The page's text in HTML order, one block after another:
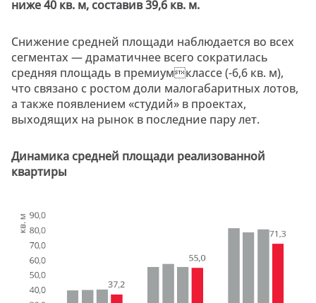
ниже 40 кв. м, составив 39,6 кв. м.
Снижение средней площади наблюдается во всех
сегментах — драматичнее всего сократилась
средняя площадь в премиумклассе (-6,6 кв. м),
что связано с ростом доли малогабаритных лотов,
а также появлением «студий» в проектах,
выходящих на рынок в последние пару лет.
Динамика средней площади реализованной
квартиры